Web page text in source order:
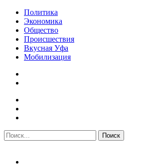
Политика
Экономика
Общество
Происшествия
Вкусная Уфа
Мобилизация